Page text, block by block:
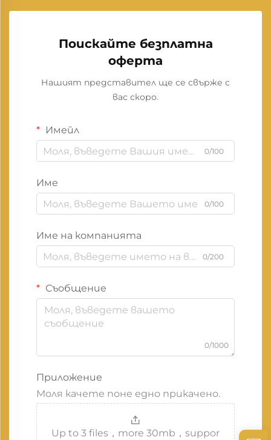
Поискайте безплатна
оферта
Нашият представител ще се свърже с
вас скоро.
Имейл
0/100
Име
0/100
Име на компанията
0/200
Съобщение
0/1000
Приложение
Моля качете поне едно прикачено.
Up to 3 files，more 30mb，suppor